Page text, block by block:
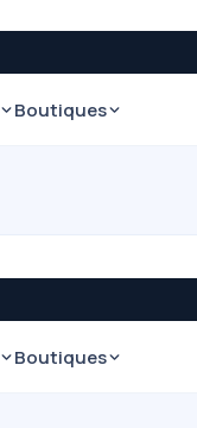
Boutiques
Boutiques